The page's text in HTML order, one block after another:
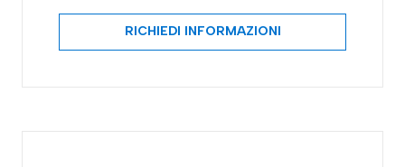
RICHIEDI INFORMAZIONI